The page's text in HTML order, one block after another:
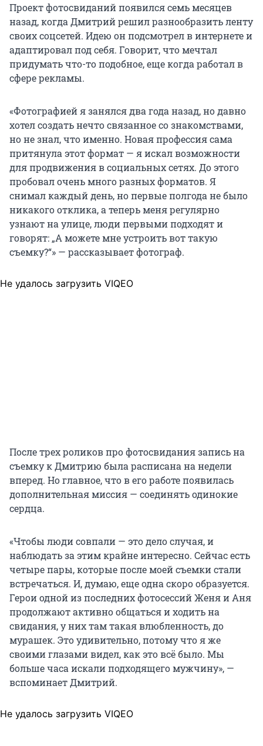
Проект фотосвиданий появился семь месяцев
назад, когда Дмитрий решил разнообразить ленту
своих соцсетей. Идею он подсмотрел в интернете и
адаптировал под себя. Говорит, что мечтал
придумать что-то подобное, еще когда работал в
сфере рекламы.
«Фотографией я занялся два года назад, но давно
хотел создать нечто связанное со знакомствами,
но не знал, что именно. Новая профессия сама
притянула этот формат — я искал возможности
для продвижения в социальных сетях. До этого
пробовал очень много разных форматов. Я
снимал каждый день, но первые полгода не было
никакого отклика, а теперь меня регулярно
узнают на улице, люди первыми подходят и
говорят: „А можете мне устроить вот такую
съемку?“» — рассказывает фотограф.
Не удалось загрузить VIQEO
После трех роликов про фотосвидания запись на
съемку к Дмитрию была расписана на недели
вперед. Но главное, что в его работе появилась
дополнительная миссия — соединять одинокие
сердца.
«Чтобы люди совпали — это дело случая, и
наблюдать за этим крайне интересно. Сейчас есть
четыре пары, которые после моей съемки стали
встречаться. И, думаю, еще одна скоро образуется.
Герои одной из последних фотосессий Женя и Аня
продолжают активно общаться и ходить на
свидания, у них там такая влюбленность, до
мурашек. Это удивительно, потому что я же
своими глазами видел, как это всё было. Мы
больше часа искали подходящего мужчину», —
вспоминает Дмитрий.
Не удалось загрузить VIQEO